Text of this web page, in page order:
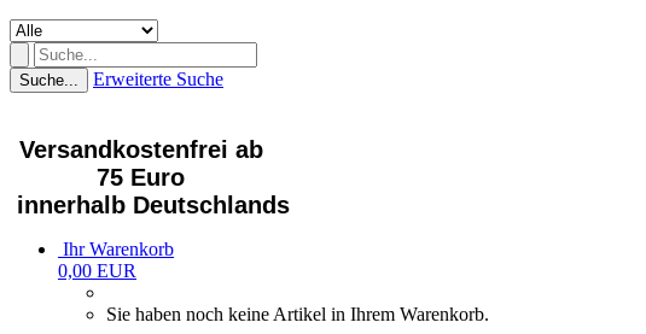
Suche... Erweiterte Suche
Versandkostenfrei ab
75 Euro
innerhalb Deutschlands
Ihr Warenkorb
0,00 EUR
Sie haben noch keine Artikel in Ihrem Warenkorb.